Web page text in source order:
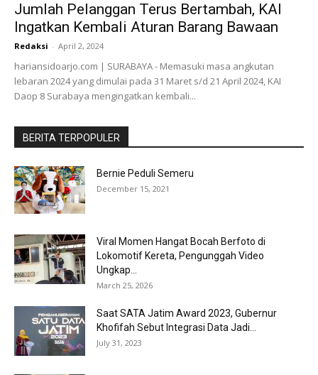
Jumlah Pelanggan Terus Bertambah, KAI
Ingatkan Kembali Aturan Barang Bawaan
Redaksi - April 2, 2024
hariansidoarjo.com | SURABAYA - Memasuki masa angkutan
lebaran 2024 yang dimulai pada 31 Maret s/d 21 April 2024, KAI
Daop 8 Surabaya mengingatkan kembali...
BERITA TERPOPULER
Bernie Peduli Semeru
December 15, 2021
Viral Momen Hangat Bocah Berfoto di
Lokomotif Kereta, Pengunggah Video
Ungkap...
March 25, 2026
Saat SATA Jatim Award 2023, Gubernur
Khofifah Sebut Integrasi Data Jadi...
July 31, 2023